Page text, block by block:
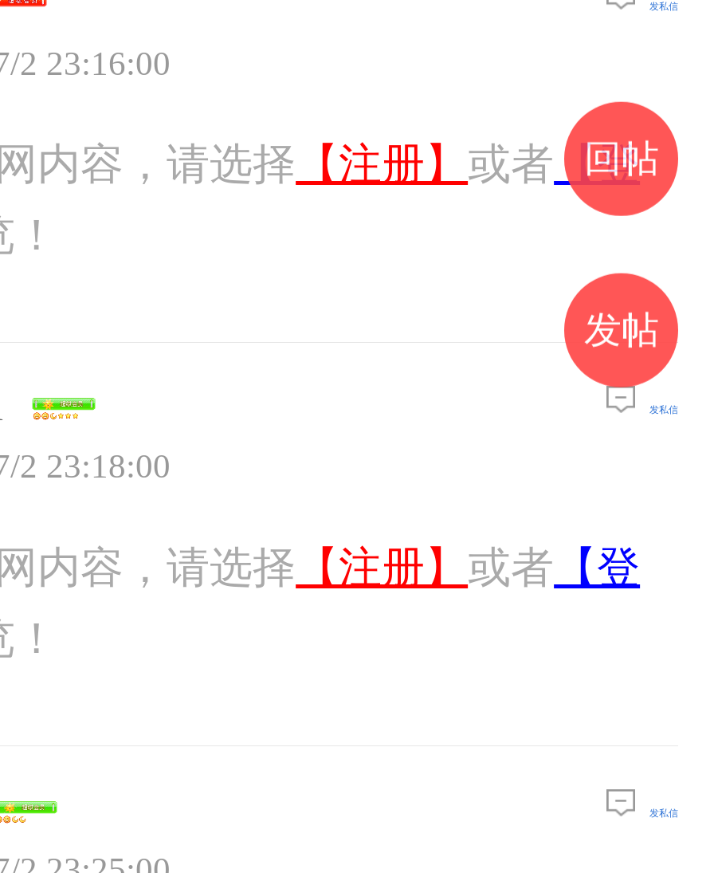
2 23:16:00
发私信
内容，请选择 【注册】 或者 【登
2 23:18:00
发私信
内容，请选择 【注册】 或者 【登
发私信
回帖
发帖